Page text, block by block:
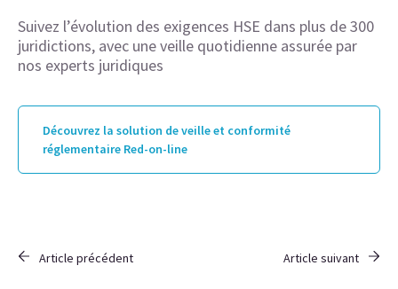
Suivez l’évolution des exigences HSE dans plus de 300
juridictions, avec une veille quotidienne assurée par
nos experts juridiques
Découvrez la solution de veille et conformité
réglementaire Red-on-line
Article précédent Article suivant